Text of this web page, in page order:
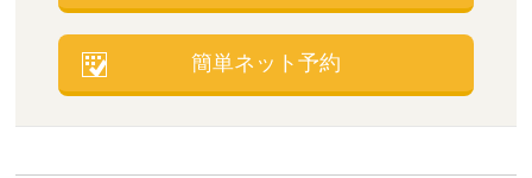
簡単ネット予約